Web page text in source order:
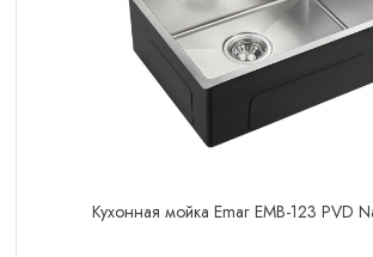
Кухонная мойка Emar EMB-123 PVD